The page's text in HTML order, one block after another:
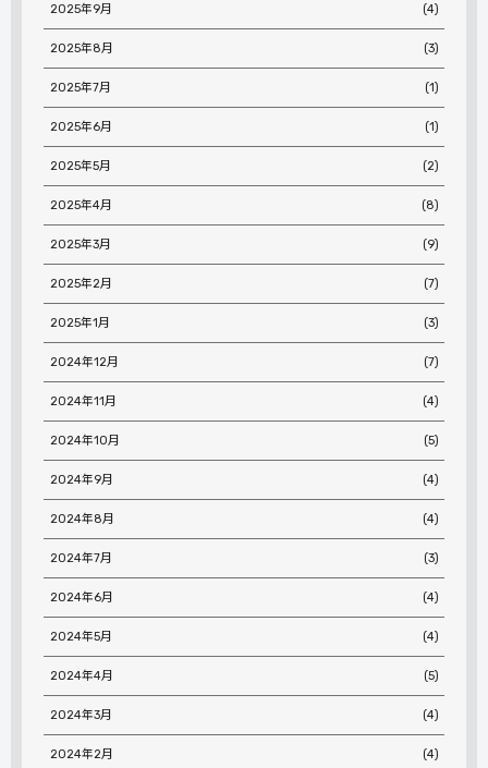
2025年9月 (4)
2025年8月 (3)
2025年7月 (1)
2025年6月 (1)
2025年5月 (2)
2025年4月 (8)
2025年3月 (9)
2025年2月 (7)
2025年1月 (3)
2024年12月 (7)
2024年11月 (4)
2024年10月 (5)
2024年9月 (4)
2024年8月 (4)
2024年7月 (3)
2024年6月 (4)
2024年5月 (4)
2024年4月 (5)
2024年3月 (4)
2024年2月 (4)